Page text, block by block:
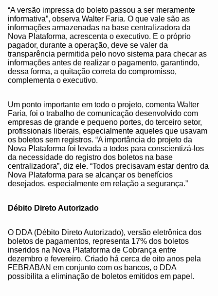
“A versão impressa do boleto passou a ser meramente
informativa”, observa Walter Faria. O que vale são as
informações armazenadas na base centralizadora da
Nova Plataforma, acrescenta o executivo. E o próprio
pagador, durante a operação, deve se valer da
transparência permitida pelo novo sistema para checar as
informações antes de realizar o pagamento, garantindo,
dessa forma, a quitação correta do compromisso,
complementa o executivo.
Um ponto importante em todo o projeto, comenta Walter
Faria, foi o trabalho de comunicação desenvolvido com
empresas de grande e pequeno portes, do terceiro setor,
profissionais liberais, especialmente aqueles que usavam
os boletos sem registros. “A importância do projeto da
Nova Plataforma foi levada a todos para conscientizá-los
da necessidade do registro dos boletos na base
centralizadora”, diz ele. “Todos precisavam estar dentro da
Nova Plataforma para se alcançar os benefícios
desejados, especialmente em relação a segurança.”
Débito Direto Autorizado
O DDA (Débito Direto Autorizado), versão eletrônica dos
boletos de pagamentos, representa 17% dos boletos
inseridos na Nova Plataforma de Cobrança entre
dezembro e fevereiro. Criado há cerca de oito anos pela
FEBRABAN em conjunto com os bancos, o DDA
possibilita a eliminação de boletos emitidos em papel.